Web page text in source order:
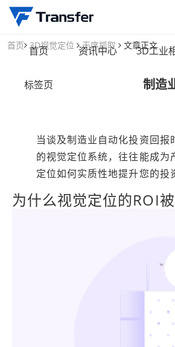
首页 资讯中心 3D工业
标签页
首页 3D视觉定位 无序抓取 文章正文
制造
当谈及制造业自动化投资回报
的视觉定位系统，往往能成
定位如何实质性地提升您的投
为什么视觉定位的ROI被